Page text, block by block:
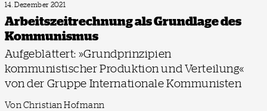
14. Dezember 2021
Arbeitszeitrechnung als Grundlage des
Kommunismus
Aufgeblättert: »Grundprinzipien
kommunistischer Produktion und Verteilung«
von der Gruppe Internationale Kommunisten
Von Christian Hofmann